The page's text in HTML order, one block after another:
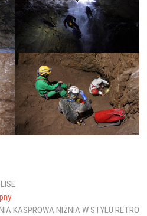
Następny
wpis:
KASPROWA NIŻNIA W STYLU RETRO